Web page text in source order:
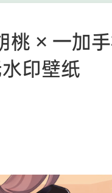
× 一加
印壁纸